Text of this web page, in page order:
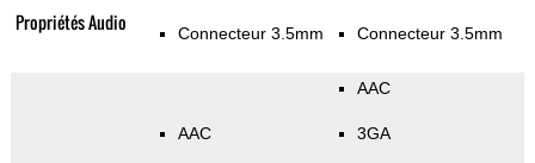
Propriétés Audio Connecteur 3.5mm Connecteur 3.5mm
AAC
AAC
3GA